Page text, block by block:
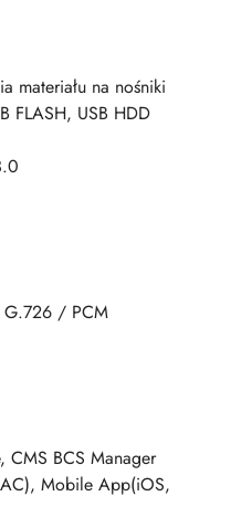
materiału na nośniki
FLASH, USB HDD
/ PCM
CMS BCS Manager
Mobile App(iOS,